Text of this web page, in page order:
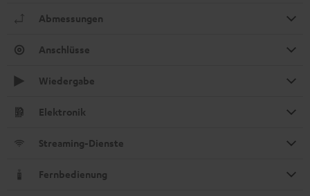
Abmessungen
Anschlüsse
Wiedergabe
Elektronik
Streaming-Dienste
Fernbedienung